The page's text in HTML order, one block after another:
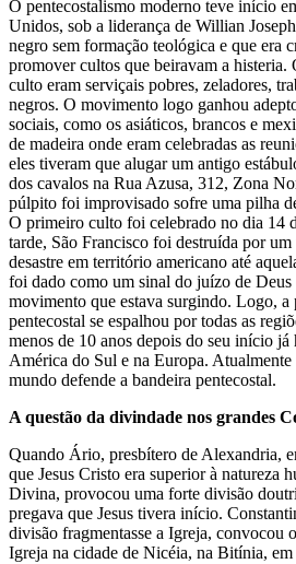
O pentecostalismo moderno teve início
Unidos, sob a liderança de Willian
negro sem formação teológica e que era
promover cultos que beiravam a histeria.
culto eram serviçais pobres, zeladores,
negros. O movimento logo ganhou
sociais, como os asiáticos, brancos e
de madeira onde eram celebradas as
eles tiveram que alugar um antigo
dos cavalos na Rua Azusa, 312, Zona
púlpito foi improvisado sofre uma pilha
O primeiro culto foi celebrado no dia 14
tarde, São Francisco foi destruída por
desastre em território americano até
foi dado como um sinal do juízo de
movimento que estava surgindo. Logo, a
pentecostal se espalhou por todas as
menos de 10 anos depois do seu início
América do Sul e na Europa.
mundo defende a bandeira pentecostal.
A questão da divindade nos grandes
Quando Ário, presbítero de Alexandria,
que Jesus Cristo era superior à natureza
Divina, provocou uma forte divisão
pregava que Jesus tivera início.
divisão fragmentasse a Igreja, convocou
Igreja na cidade de Nicéia, na Bitínia,